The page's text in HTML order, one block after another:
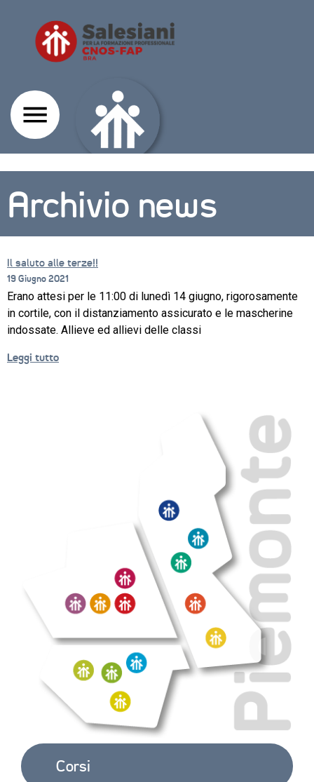
CORSI
NEWS
SETTORI
ORIENTAMENTO
E
ACCREDITAMENTO
EXTRA
CONTATTI
Archivio news
Il saluto alle terze!!
19 Giugno 2021
Erano attesi per le 11:00 di lunedì 14 giugno, rigorosamente
in cortile, con il distanziamento assicurato e le mascherine
indossate. Allieve ed allievi delle classi
Leggi tutto
Corsi